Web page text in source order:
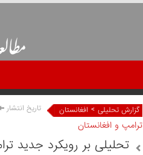
گزارش تحلیلی > افغانستان تاریخ انتشار
ترامپ و افغانستان
تحلیلی بر رویکرد جدید